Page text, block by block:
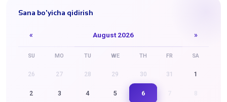
Sana bo'yicha qidirish
« August 2026 »
SU MO TU WE TH FR SA
26 27 28 29 30 31 1
2 3 4 5 6